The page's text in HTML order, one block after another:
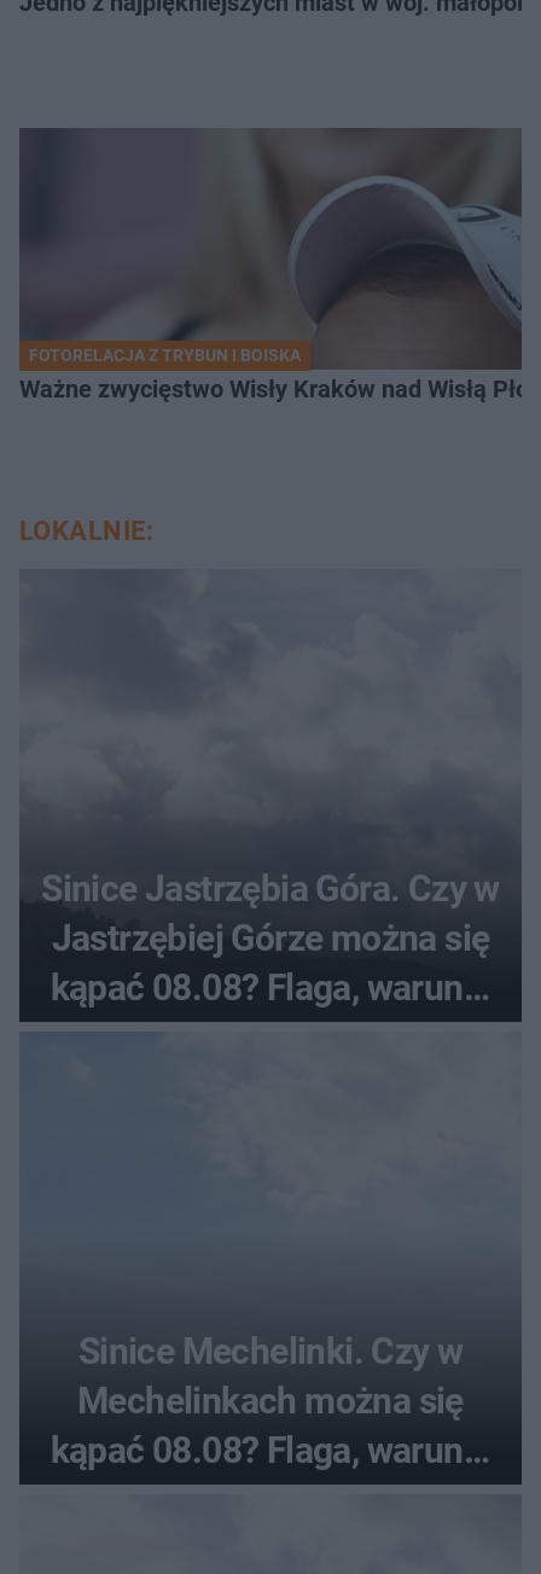
FOTORELACJA Z TRYBUN I BOISKA
Ważne zwycięstwo Wisły Kraków nad Wisłą
LOKALNIE:
Sinice Jastrzębia Góra. Czy w
Jastrzębiej Górze można się
kąpać 08.08? Flaga, warunki
Sinice Mechelinki. Czy w
Mechelinkach można się
kąpać 08.08? Flaga, warunki